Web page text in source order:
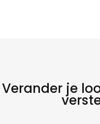
Verander je